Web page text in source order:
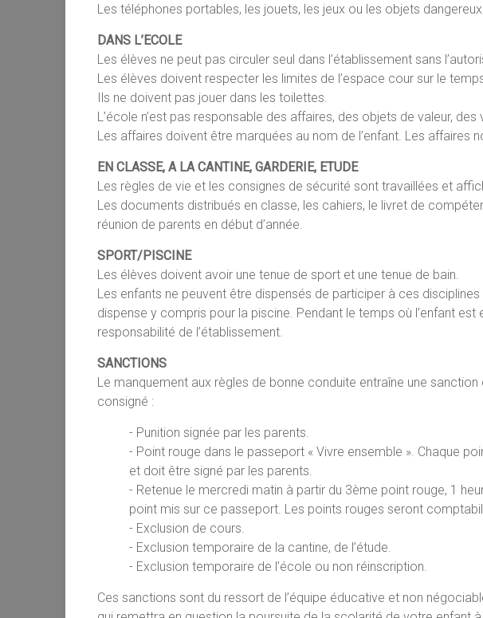
Les téléphones portables, les jouets, les jeux ou les objets
DANS L’ECOLE
Les élèves ne peut pas circuler seul dans l’établissement sans
Les élèves doivent respecter les limites de l’espace cour sur le
Ils ne doivent pas jouer dans les toilettes.
L’école n’est pas responsable des affaires, des objets de valeur,
Les affaires doivent être marquées au nom de l’enfant. Les
EN CLASSE, A LA CANTINE, GARDERIE, ETUDE
Les règles de vie et les consignes de sécurité sont travaillées et
Les documents distribués en classe, les cahiers, le livret de
réunion de parents en début d’année.
SPORT/PISCINE
Les élèves doivent avoir une tenue de sport et une tenue de bain.
Les enfants ne peuvent être dispensés de participer à ces
dispense y compris pour la piscine. Pendant le temps où l’enfant
responsabilité de l’établissement.
SANCTIONS
Le manquement aux règles de bonne conduite entraîne une
consigné :
- Punition signée par les parents.
- Point rouge dans le passeport « Vivre ensemble ». Chaque
et doit être signé par les parents.
- Retenue le mercredi matin à partir du 3ème point rouge, 1
point mis sur ce passeport. Les points rouges seront
- Exclusion de cours.
- Exclusion temporaire de la cantine, de l’étude.
- Exclusion temporaire de l’école ou non réinscription.
Ces sanctions sont du ressort de l’équipe éducative et non